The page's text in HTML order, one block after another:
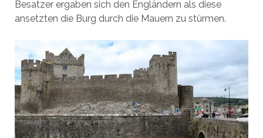
Besatzer ergaben sich den Engländern als diese
ansetzten die Burg durch die Mauern zu stürmen.